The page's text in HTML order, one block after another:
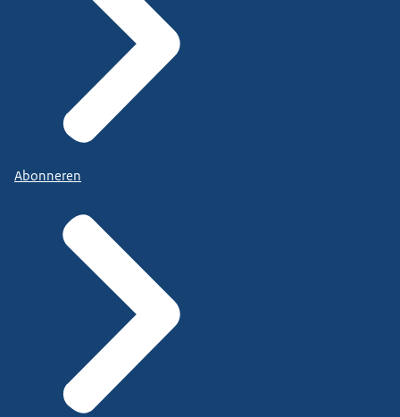
Abonneren